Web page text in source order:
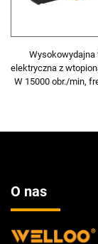
Wysokowydajna
elektryczna z
W 15000 obr./min,
O nas